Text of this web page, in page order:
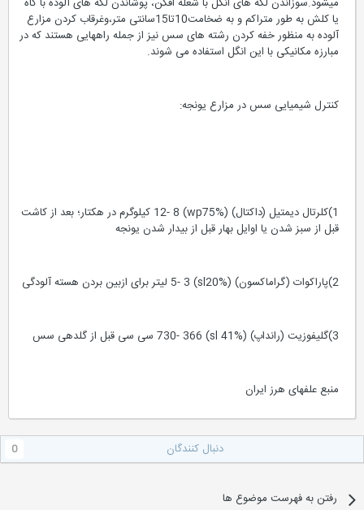
یا کلش به طور متراکم و به ضخامت10تا15سانتی متر،وغرقاب کردن مزارع
آلوده به منظور خفه کردن رشته های سس نیز از جمله راههایی هستند که در
مبارزه مکانیکی با این انگل استفاده می شوند.
کنترل شیمیایی سس در مزارع یونجه:
1)کلرتال دیمتیل (داکتال) (wp75%) 12- 8 کیلوگرم در هکتار؛ بعد از کاشت
قبل از سبز شدن یا اوایل بهار قبل از بیدار شدن یونجه
منبع علفهای هرز ایران
دنبال کنندگان
رفتن به فهرست موضوع ها